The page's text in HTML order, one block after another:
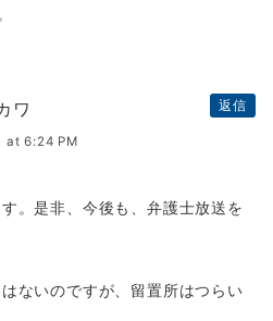
返信
ワ
at 6:24 PM
。是非、今後も、弁護士放送を
ないのですが、留置所はつらい